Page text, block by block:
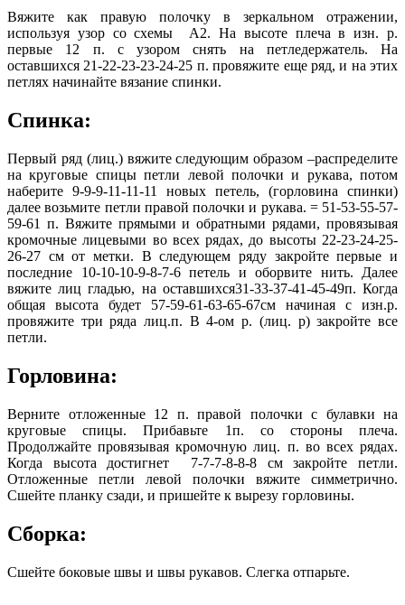
Вяжите как правую полочку в зеркальном отражении,
используя узор со схемы А2. На высоте плеча в изн. р.
первые 12 п. с узором снять на петледержатель. На
оставшихся 21-22-23-23-24-25 п. провяжите еще ряд, и на этих
петлях начинайте вязание спинки.
Спинка:
Первый ряд (лиц.) вяжите следующим образом –распределите
на круговые спицы петли левой полочки и рукава, потом
наберите 9-9-9-11-11-11 новых петель, (горловина спинки)
далее возьмите петли правой полочки и рукава. = 51-53-55-57-
59-61 п. Вяжите прямыми и обратными рядами, провязывая
кромочные лицевыми во всех рядах, до высоты 22-23-24-25-
26-27 см от метки. В следующем ряду закройте первые и
последние 10-10-10-9-8-7-6 петель и оборвите нить. Далее
вяжите лиц гладью, на оставшихся31-33-37-41-45-49п. Когда
общая высота будет 57-59-61-63-65-67см начиная с изн.р.
провяжите три ряда лиц.п. В 4-ом р. (лиц. р) закройте все
петли.
Горловина:
Верните отложенные 12 п. правой полочки с булавки на
круговые спицы. Прибавьте 1п. со стороны плеча.
Продолжайте провязывая кромочную лиц. п. во всех рядах.
Когда высота достигнет 7-7-7-8-8-8 см закройте петли.
Отложенные петли левой полочки вяжите симметрично.
Сшейте планку сзади, и пришейте к вырезу горловины.
Сборка:
Сшейте боковые швы и швы рукавов. Слегка отпарьте.